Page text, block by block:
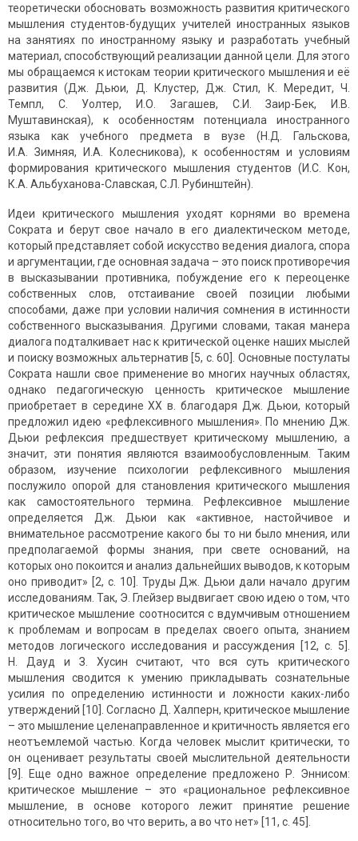
теоретически обосновать возможность развития критического
мышления студентов-будущих учителей иностранных языков
на занятиях по иностранному языку и разработать учебный
материал, способствующий реализации данной цели. Для этого
мы обращаемся к истокам теории критического мышления и её
развития (Дж. Дьюи, Д. Клустер, Дж. Стил, К. Мередит, Ч.
Темпл, С. Уолтер, И.О. Загашев, С.И. Заир-Бек, И.В.
Муштавинская), к особенностям потенциала иностранного
языка как учебного предмета в вузе (Н.Д. Гальскова,
И.А. Зимняя, И.А. Колесникова), к особенностям и условиям
формирования критического мышления студентов (И.С. Кон,
К.А. Альбуханова-Славская, С.Л. Рубинштейн).
Идеи критического мышления уходят корнями во времена
Сократа и берут свое начало в его диалектическом методе,
который представляет собой искусство ведения диалога, спора
и аргументации, где основная задача – это поиск противоречия
в высказывании противника, побуждение его к переоценке
собственных слов, отстаивание своей позиции любыми
способами, даже при условии наличия сомнения в истинности
собственного высказывания. Другими словами, такая манера
диалога подталкивает нас к критической оценке наших мыслей
и поиску возможных альтернатив [5, с. 60]. Основные постулаты
Сократа нашли свое применение во многих научных областях,
однако педагогическую ценность критическое мышление
приобретает в середине XX в. благодаря Дж. Дьюи, который
предложил идею «рефлексивного мышления». По мнению Дж.
Дьюи рефлексия предшествует критическому мышлению, а
значит, эти понятия являются взаимообусловленным. Таким
образом, изучение психологии рефлексивного мышления
послужило опорой для становления критического мышления
как самостоятельного термина. Рефлексивное мышление
определяется Дж. Дьюи как «активное, настойчивое и
внимательное рассмотрение какого бы то ни было мнения, или
предполагаемой формы знания, при свете оснований, на
которых оно покоится и анализ дальнейших выводов, к которым
оно приводит» [2, с. 10]. Труды Дж. Дьюи дали начало другим
исследованиям. Так, Э. Глейзер выдвигает свою идею о том, что
критическое мышление соотносится с вдумчивым отношением
к проблемам и вопросам в пределах своего опыта, знанием
методов логического исследования и рассуждения [12, с. 5].
Н. Дауд и З. Хусин считают, что вся суть критического
мышления сводится к умению прикладывать сознательные
усилия по определению истинности и ложности каких-либо
утверждений [10]. Согласно Д. Халперн, критическое мышление
– это мышление целенаправленное и критичность является его
неотъемлемой частью. Когда человек мыслит критически, то
он оценивает результаты своей мыслительной деятельности
[9]. Еще одно важное определение предложено Р. Эннисом:
критическое мышление – это «рациональное рефлексивное
мышление, в основе которого лежит принятие решение
относительно того, во что верить, а во что нет» [11, с. 45].